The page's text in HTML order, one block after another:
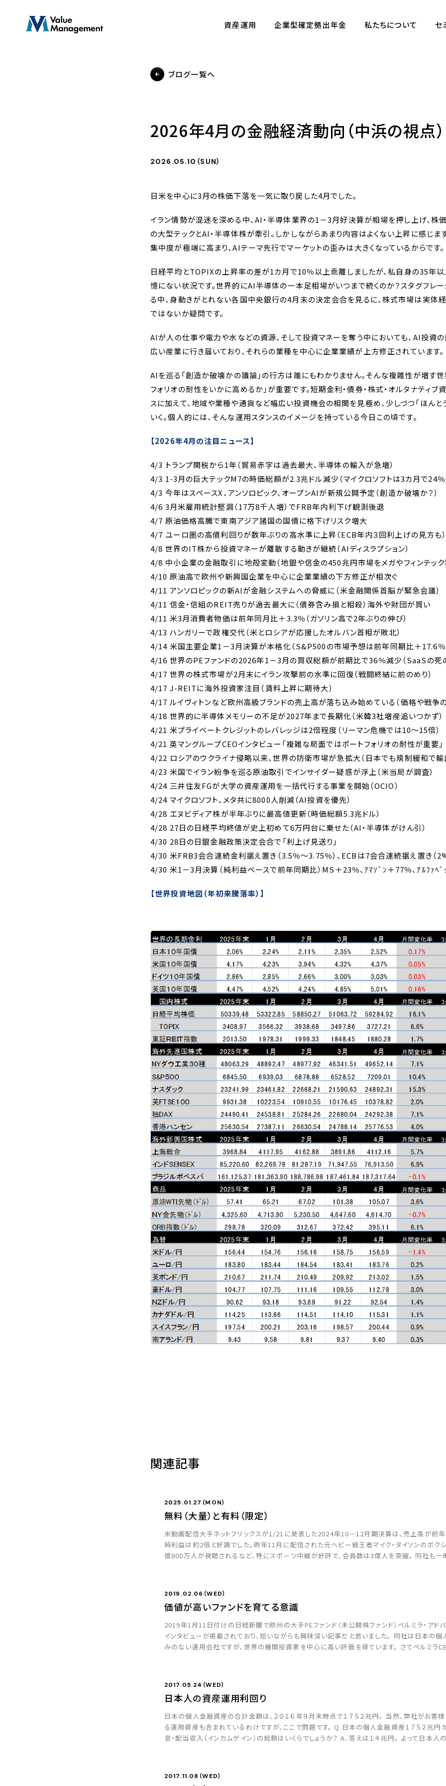
資産運用 企業型確定拠出年金 私たちについて セ
ブログ一覧へ
2026年4月の金融経済動向（中浜の視点）
2026.05.10（SUN）
日米を中心に3月の株価下落を一気に取り戻した4月でした。
イラン情勢が混迷を深める中、AI・半導体業界の1－3月好決算が相場を押し上げ、株
の大型テックとAI・半導体株が牽引。しかしながらあまり内容はよくない上昇に感じま
集中度が極端に高まり、AIテーマ先行でマーケットの歪みは大きくなっているからです。
日経平均とTOPIXの上昇率の差が1カ月で10％以上乖離しましたが、私自身の35年
憶にない状況です。世界的にAI半導体の一本足相場がいつまで続くのか？スタグフレー
る中、身動きがとれない各国中央銀行の4月末の決定会合を見るに、株式市場は実体
ではないか疑問です。
AIが人の仕事や電力や水などの資源、そして投資マネーを奪う中においても、AI投資
広い産業に行き届いており、それらの業種を中心に企業業績が上方修正されています。
AIを巡る「創造か破壊かの議論」の行方は誰にもわかりません。そんな複雑性が増す世
フォリオの耐性をいかに高めるか」が重要です。短期金利・債券・株式・オルタナティブ
スに加えて、地域や業種や通貨など幅広い投資機会の相関を見極め、少しづつ「ほんと
いく。個人的には、そんな運用スタンスのイメージを持っている今日この頃です。
【2026年4月の注目ニュース】
4/3 トランプ関税から1年（貿易赤字は過去最大、半導体の輸入が急増）
4/3 1-3月の巨大テックM7の時価総額が2.3兆ドル減少（マイクロソフトは3カ月で24％
4/3 今年はスペースX、アンソロピック、オープンAIが新規公開予定（創造か破壊か？）
4/6 3月米雇用統計堅調（17万8千人増）でFRB年内利下げ観測後退
4/7 原油価格高騰で東南アジア諸国の国債に格下げリスク増大
4/7 ユーロ圏の高債利回りが数年ぶりの高水準に上昇（ECB年内３回利上げの見方も）
4/8 世界のIT株から投資マネーが離散する動きが継続（AIディスラプション）
4/8 中小企業の金融取引に地殻変動（地銀や信金の450兆円市場をメガやフィンテック
4/10 原油高で欧州や新興国企業を中心に企業業績の下方修正が相次ぐ
4/11 アンソロピックの新AIが金融システムへの脅威に（米金融関係首脳が緊急会議）
4/11 信金・信組のREIT売りが過去最大に（債券含み損と相殺）海外や財団が買い
4/11 米3月消費者物価は前年同月比＋3.3％（ガソリン高で2年ぶりの伸び）
4/13 ハンガリーで政権交代（米とロシアが応援したオルバン首相が敗北）
4/14 米国主要企業1－3月決算が本格化（S&P500の市場予想は前年同期比＋17.6％
4/16 世界のPEファンドの2026年1－3月の買収総額が前期比で36％減少（SaaSの死
4/17 世界の株式市場が2月末にイラン攻撃前の水準に回復（戦闘終結に前のめり）
4/17 J-REITに海外投資家注目（賃料上昇に期待大）
4/17 ルイヴィトンなど欧州高級ブランドの売上高が落ち込み始めている（価格や戦争の
4/18 世界的に半導体メモリーの不足が2027年まで長期化（米韓3社増産追いつかず）
4/21 米プライベートクレジットのレバレッジは2倍程度（リーマン危機では10～15倍）
4/21 英マングループCEOインタビュー「複雑な局面ではポートフォリオの耐性が重要」
4/22 ロシアのウクライナ侵略以来、世界の防衛市場が急拡大（日本でも規制緩和で輸
4/23 米国でイラン紛争を巡る原油取引でインサイダー疑惑が浮上（米当局が調査）
4/24 三井住友FGが大学の資産運用を一括代行する事業を開始（OCIO）
4/24 マイクロソフト、メタ共に8000人削減（AI投資を優先）
4/28 エヌビディア株が半年ぶりに最高値更新（時価総額5.3兆ドル）
4/28 27日の日経平均終値が史上初めて6万円台に乗せた（AI・半導体がけん引）
4/30 28日の日銀金融政策決定会合で「利上げ見送り」
4/30 米FRB3会合連続金利据え置き（3.5％～3.75％）、ECBは7会合連続据え置き（2%
4/30 米1－3月決算（純利益ベースで前年同期比）MS＋23％、ｱﾏｿﾞﾝ＋77％、ｱﾙﾌｧﾍ
【世界投資地図（年初来騰落率）】
関連記事
2025.01.27（MON）
無料（大量）と有料（限定）
米動画配信大手ネットフリックスが1/21に発表した2024年10－12月期決算は、売上高が前年
純利益は約2倍と好調でした。昨年11月に配信された元ヘビー級王者マイク・タイソンのボク
億800万人が視聴されるなど、特にスポーツ中継が好評で、会員数は3億人を突破。 同社も
2019.02.06（WED）
価値が高いファンドを育てる意識
2019年1月11日付けの日経新聞で欧州の大手PEファンド（未公開株ファンド）ペルミラ・アド
インタビューが掲載されており、短いながらも興味深い記事だと思いました。 同社は日本の
みのない運用会社ですが、世界の機関投資家を中心に高い評価を得ています。 さてペルミラ
2017.05.24（WED）
日本人の資産運用利回り
日本の個人金融資産の合計金額は、２０１６年９月末時点で１７５２兆円。 当然、弊社がお客
る運用資産も含まれているわけですが、ここで問題です。 Q.日本の個人金融資産１７５２兆
息・配当収入（インカムゲイン）の総額はいくらでしょうか？ A．答えは１４兆円。 よって日本
2017.11.08（WED）